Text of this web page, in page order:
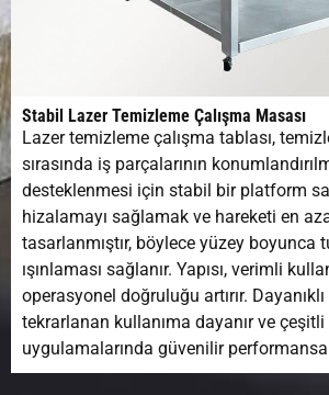
Stabil Lazer Temizleme Çalışma Masası
Lazer temizleme çalışma tablası,
sırasında iş parçalarının
desteklenmesi için stabil bir platform
hizalamayı sağlamak ve hareketi en
tasarlanmıştır, böylece yüzey boyunca
ışınlaması sağlanır. Yapısı, verimli
operasyonel doğruluğu artırır. Dayanıklı
tekrarlanan kullanıma dayanır ve
uygulamalarında güvenilir